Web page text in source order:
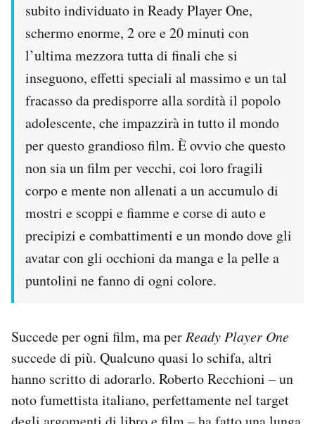
subito individuato in Ready Player One,
schermo enorme, 2 ore e 20 minuti con
l’ultima mezzora tutta di finali che si
inseguono, effetti speciali al massimo e un tal
fracasso da predisporre alla sordità il popolo
adolescente, che impazzirà in tutto il mondo
per questo grandioso film. È ovvio che questo
non sia un film per vecchi, coi loro fragili
corpo e mente non allenati a un accumulo di
mostri e scoppi e fiamme e corse di auto e
precipizi e combattimenti e un mondo dove gli
avatar con gli occhioni da manga e la pelle a
puntolini ne fanno di ogni colore.
Succede per ogni film, ma perReady Player One
succede di più. Qualcuno quasi lo schifa, altri
hanno scritto di adorarlo. Roberto Recchioni – un
noto fumettista italiano, perfettamente nel target